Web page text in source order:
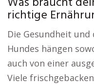
richtige
Die Gesundheit
Hundes hängen
auch von einer
Viele